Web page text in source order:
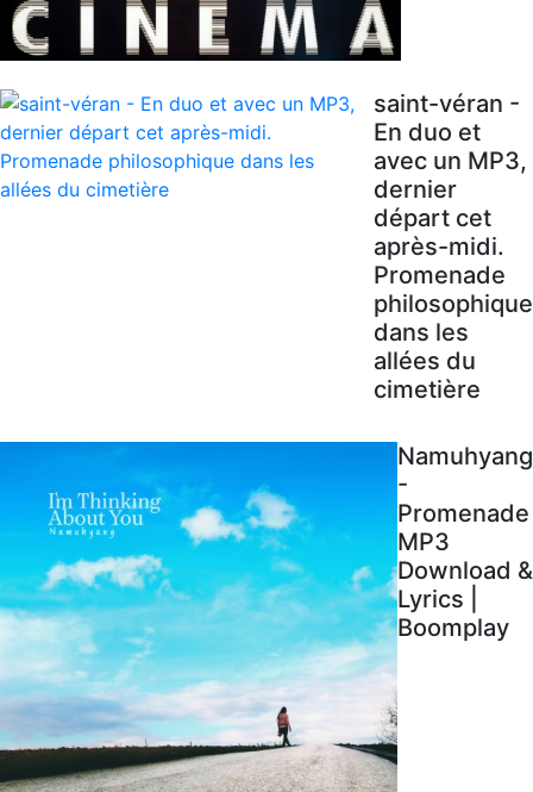
saint-véran -
En duo et
avec un MP3,
dernier
départ cet
après-midi.
Promenade
philosophique
dans les
allées du
cimetière
Namuhyang
-
Promenade
MP3
Download &
Lyrics |
Boomplay